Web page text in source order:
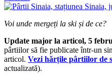
Voi unde mergeți la ski și de ce?
Update major la articol, 5
pârtiilor să fie publicate într-un
articol. Vezi hărțile pârtiilor de
actualizată).